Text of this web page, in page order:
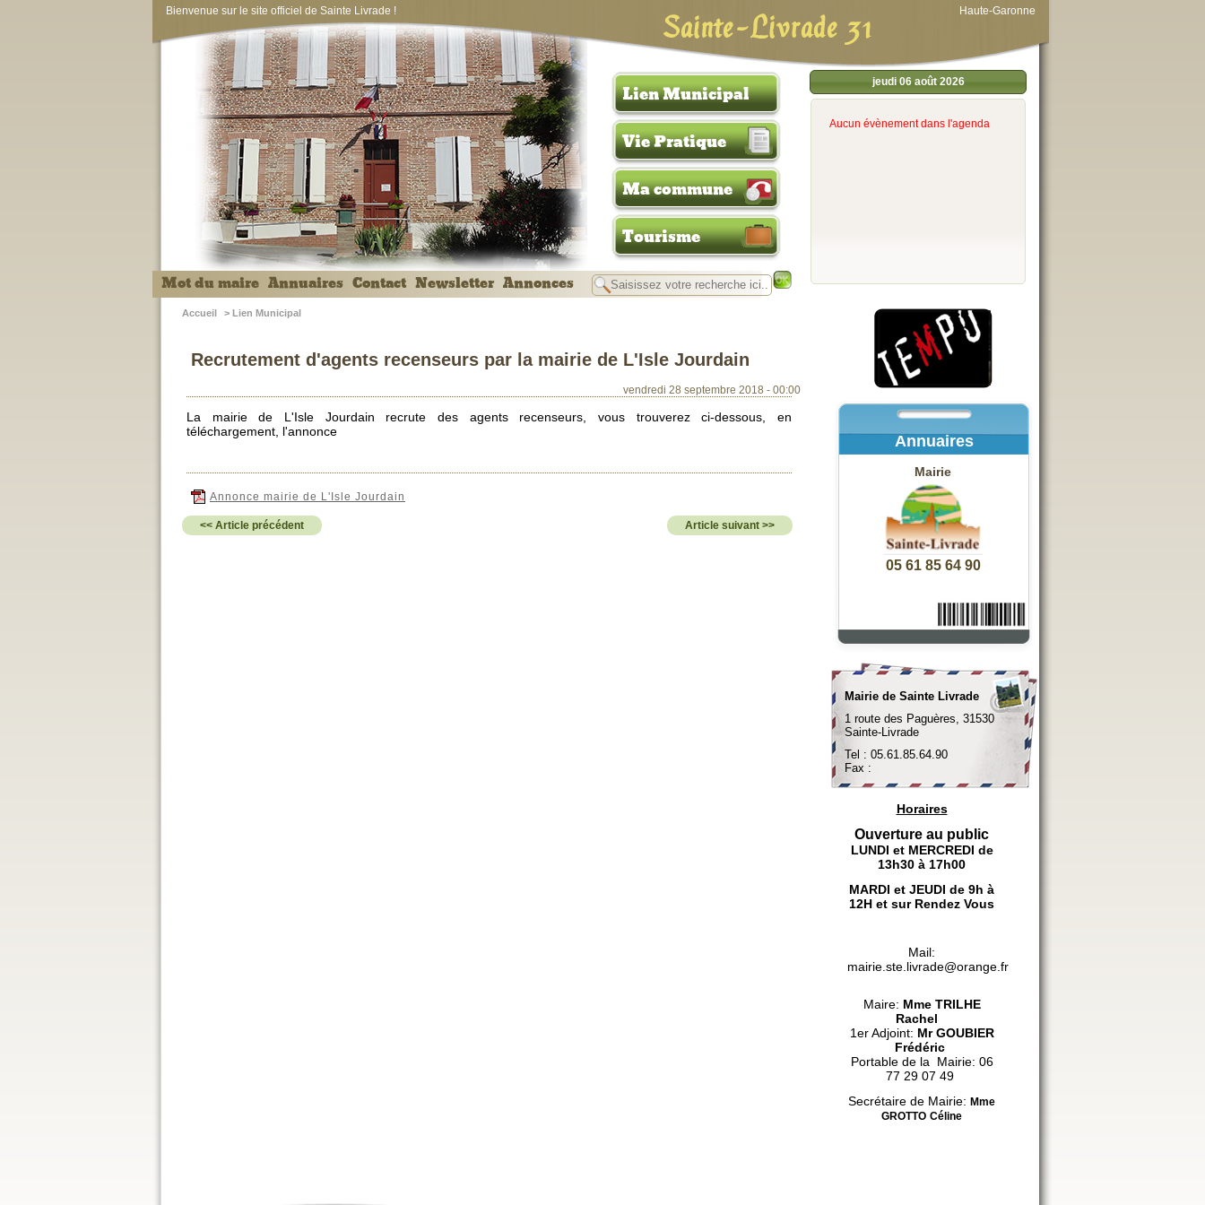
Bienvenue sur le site officiel de Sainte Livrade ! Sainte-Livrade 31 Haute-Garonne
Mot du maire Annuaires Contact Newsletter Annonces
Lien Municipal
Vie Pratique
Ma commune
Tourisme
jeudi 06 août 2026
Aucun évènement dans l'agenda
Accueil > Lien Municipal
Recrutement d'agents recenseurs par la mairie de L'Isle Jourdain
vendredi 28 septembre 2018 - 00:00
La mairie de L'Isle Jourdain recrute des agents recenseurs, vous trouverez ci-dessous, en
téléchargement, l'annonce
Annonce mairie de L'Isle Jourdain
<< Article précédent Article suivant >>
Annuaires
Mairie
05 61 85 64 90
Mairie de Sainte Livrade
1 route des Paguères, 31530
Sainte-Livrade
Tel : 05.61.85.64.90
Fax :
Horaires
Ouverture au public
LUNDI et MERCREDI de
13h30 à 17h00
MARDI et JEUDI de 9h à
12H et sur Rendez Vous
Mail:
mairie.ste.livrade@orange.fr
Maire: Mme TRILHE
Rachel
1er Adjoint: Mr GOUBIER
Frédéric
Portable de la Mairie: 06
77 29 07 49
Secrétaire de Mairie: Mme
GROTTO Céline